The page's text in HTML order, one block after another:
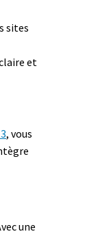
sites
et
, vous
une